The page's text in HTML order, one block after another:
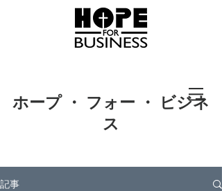
ホープ ・ フォー ・ ビジネ
ス
記事